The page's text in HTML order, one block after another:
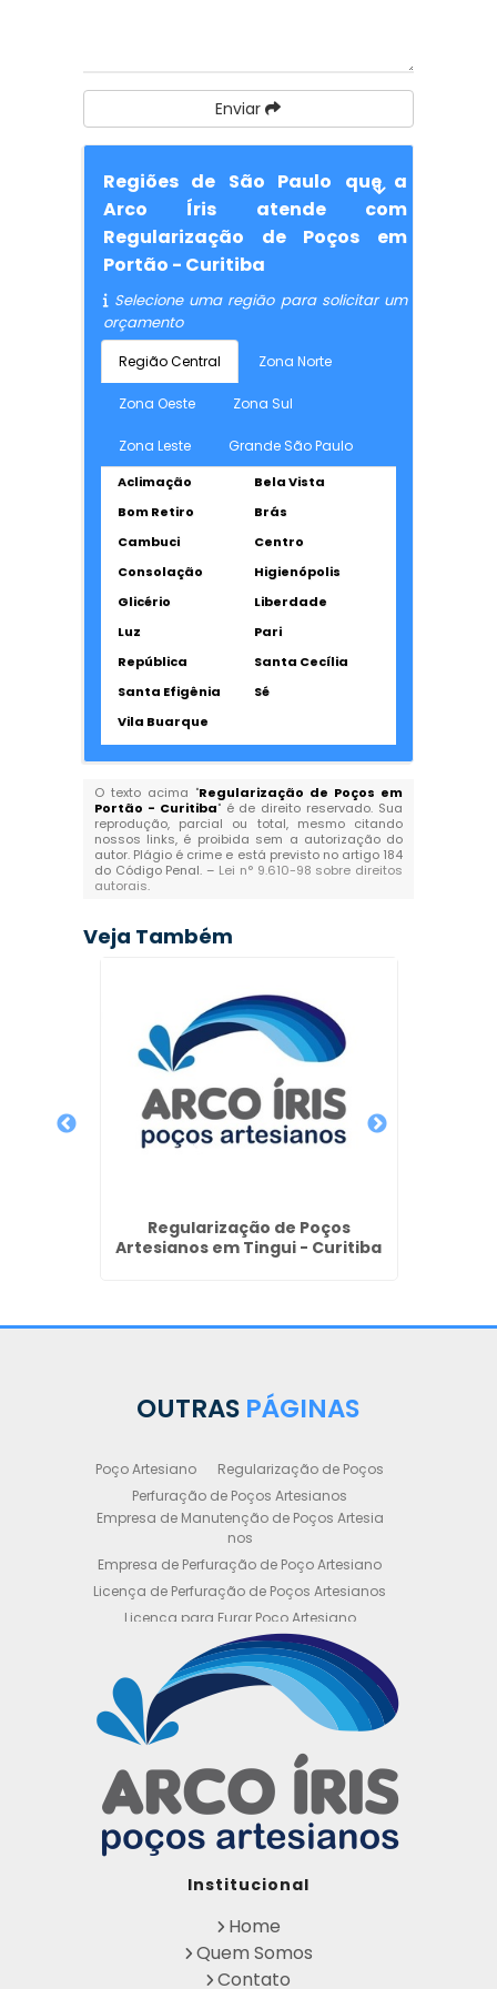
Enviar
Regiões de São Paulo que a
Arco Íris atende com
Regularização de Poços em
Portão - Curitiba
Selecione uma região para solicitar um
orçamento
Região Central Zona Norte
Zona Oeste Zona Sul
Zona Leste Grande São Paulo
Aclimação
Bela Vista
Bom Retiro
Brás
Cambuci
Centro
Consolação
Higienópolis
Glicério
Liberdade
Luz
Pari
República
Santa Cecília
Santa Efigênia
Sé
Vila Buarque
O texto acima "Regularização de Poços em
Portão - Curitiba" é de direito reservado. Sua
reprodução, parcial ou total, mesmo citando
nossos links, é proibida sem a autorização do
autor. Plágio é crime e está previsto no artigo 184
do Código Penal. – Lei n° 9.610-98 sobre direitos
autorais.
Veja Também
Regularização de Poços
Artesianos em Tingui - Curitiba
OUTRAS PÁGINAS
Poço Artesiano
Regularização de Poços
Perfuração de Poços Artesianos
Empresa de Manutenção de Poços Artesia
nos
Empresa de Perfuração de Poço Artesiano
Licença de Perfuração de Poços Artesianos
Licença para Furar Poço Artesiano
Licença para Perfuração de Poço Artesiano
Licença para Poço Semi Artesiano
Manutenção de Poço Semi Artesiano
Manutenção Preventiva de Poços Artesiano
Obtenha sua Licença de Perfuração de Poç
o Artesiano
Orçamento de Poço Semi Artesiano
Orçamento para Perfuração de Poço Artesi
ano
Outorga DAEE para Poço Artesiano
cos
nos
Institucional
Home
Quem Somos
Contato